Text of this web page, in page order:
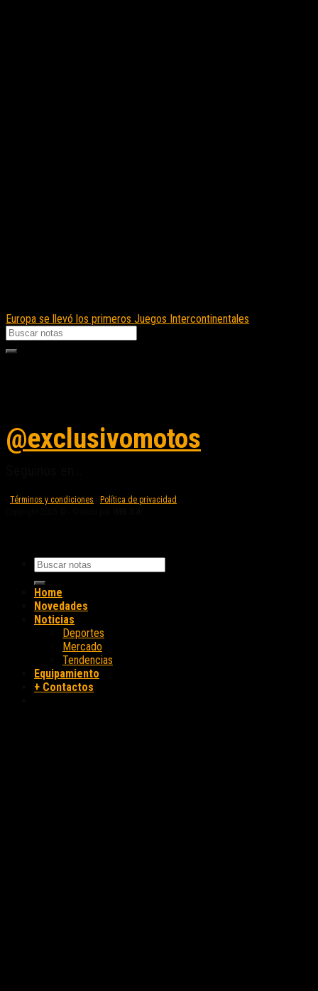
Europa se llevó los primeros Juegos Intercontinentales
@exclusivomotos
Términos y condiciones
Política de privacidad
Home
Novedades
Noticias
Deportes
Mercado
Tendencias
Equipamiento
+ Contactos